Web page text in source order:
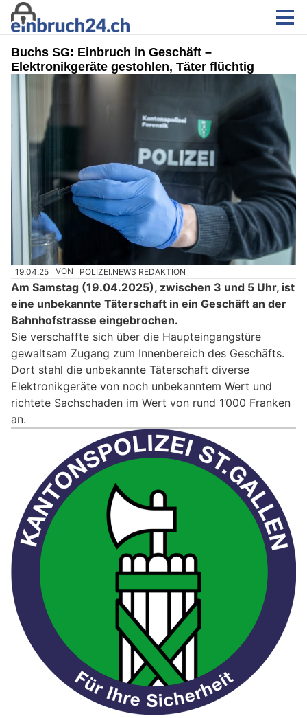
Buchs SG: Einbruch in Geschäft –
Elektronikgeräte gestohlen, Täter flüchtig
19.04.25 VON POLIZEI.NEWS REDAKTION
Am Samstag (19.04.2025), zwischen 3 und 5 Uhr, ist
eine unbekannte Täterschaft in ein Geschäft an der
Bahnhofstrasse eingebrochen.
Sie verschaffte sich über die Haupteingangstüre
gewaltsam Zugang zum Innenbereich des Geschäfts.
Dort stahl die unbekannte Täterschaft diverse
Elektronikgeräte von noch unbekanntem Wert und
richtete Sachschaden im Wert von rund 1’000 Franken
an.